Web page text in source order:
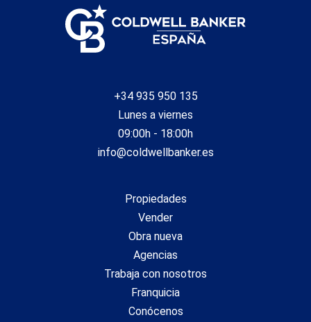
+34 935 950 135
Lunes a viernes
09:00h - 18:00h
info@coldwellbanker.es
Propiedades
Vender
Obra nueva
Agencias
Trabaja con nosotros
Franquicia
Conócenos